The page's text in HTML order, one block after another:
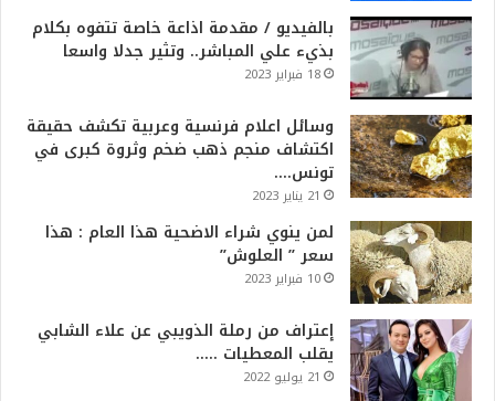
بالفيديو / مقدمة اذاعة خاصة تتفوه بكلام
بذيء علي المباشر.. وتثير جدلا واسعا
18 فبراير 2023
وسائل اعلام فرنسية وعربية تكشف حقيقة
اكتشاف منجم ذهب ضخم وثروة كبرى في
تونس….
21 يناير 2023
لمن ينوي شراء الاضحية هذا العام : هذا
سعر ” العلوش”
10 فبراير 2023
إعتراف من رملة الذويبي عن علاء الشابي
يقلب المعطيات …..
21 يوليو 2022